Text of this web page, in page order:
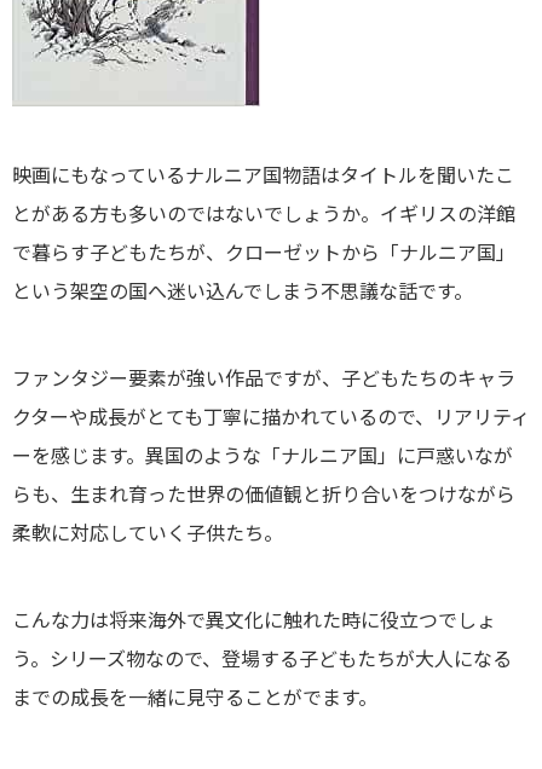
映画にもなっているナルニア国物語はタイトルを聞いたこ
とがある方も多いのではないでしょうか。イギリスの洋館
で暮らす子どもたちが、クローゼットから「ナルニア国」
という架空の国へ迷い込んでしまう不思議な話です。
ファンタジー要素が強い作品ですが、子どもたちのキャラ
クターや成長がとても丁寧に描かれているので、リアリティ
ーを感じます。異国のような「ナルニア国」に戸惑いなが
らも、生まれ育った世界の価値観と折り合いをつけながら
柔軟に対応していく子供たち。
こんな力は将来海外で異文化に触れた時に役立つでしょ
う。シリーズ物なので、登場する子どもたちが大人になる
までの成長を一緒に見守ることがでます。